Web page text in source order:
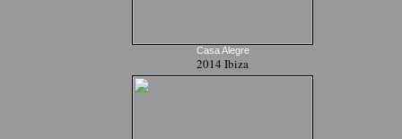
Casa Alegre
2014 Ibiza